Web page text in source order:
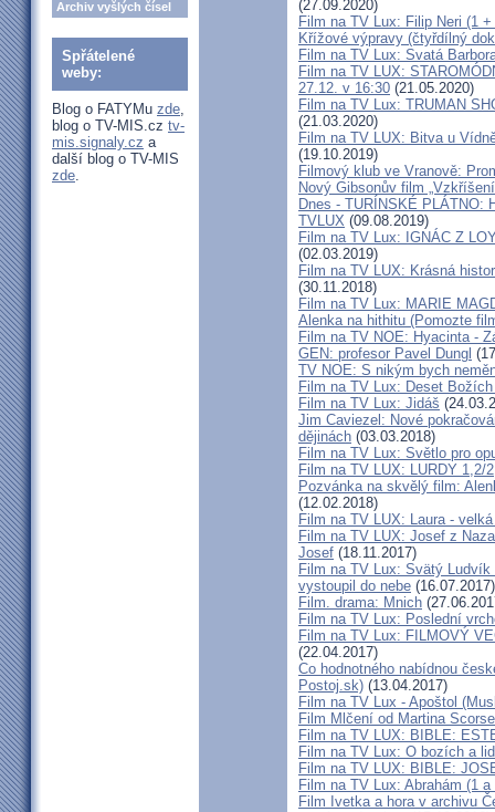
Archiv vyšlých čísel
Spřátelené
weby:
Blog o FATYMu zde,
blog o TV-MIS.cz tv-
mis.signaly.cz a
další blog o TV-MIS
zde.
(27.09.2020)
Film na TV Lux: Filip Neri (1
Křížové výpravy (čtyřdílný
Film na TV Lux: Svatá
Film na TV LUX:
27.12. v 16:30 (21.05.2020)
Film na TV Lux: TRUMAN
(21.03.2020)
Film na TV LUX: Bitva u
(19.10.2019)
Filmový klub ve Vranově:
Nový Gibsonův film
Dnes - TURÍNSKÉ PLÁTNO:
TVLUX (09.08.2019)
Film na TV Lux: IGNÁC Z
(02.03.2019)
Film na TV LUX: Krásná
(30.11.2018)
Film na TV Lux: MARIE
Alenka na hithitu (Pomozte
Film na TV NOE: Hyacinta -
GEN: profesor Pavel Dungl
TV NOE: S nikým bych
Film na TV Lux: Deset
Film na TV Lux: Jidáš
Jim Caviezel: Nové
dějinách (03.03.2018)
Film na TV Lux: Světlo pro
Film na TV LUX: LURDY 1,2/2
Pozvánka na skvělý film:
(12.02.2018)
Film na TV LUX: Laura -
Film na TV LUX: Josef z
Josef (18.11.2017)
Film na TV Lux: Svätý
vystoupil do nebe (16.07.2017)
Film. drama: Mnich
Film na TV Lux: Poslední
Film na TV Lux: FILMOVÝ
(22.04.2017)
Co hodnotného nabídnou
Postoj.sk) (13.04.2017)
Film na TV Lux - Apoštol
Film Mlčení od Martina
Film na TV LUX: BIBLE:
Film na TV Lux: O bozích a
Film na TV LUX: BIBLE:
Film na TV Lux: Abrahám (1
Film Ivetka a hora v archivu